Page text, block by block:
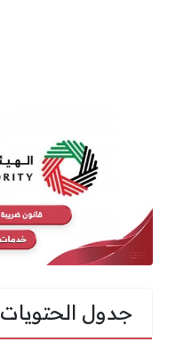
جدول الحتويات